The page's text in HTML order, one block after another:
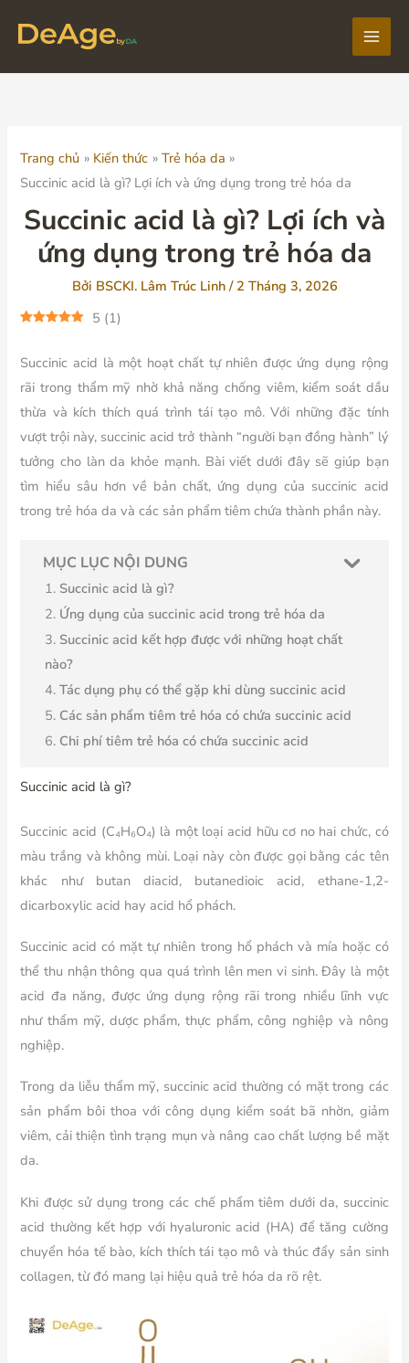
Main
Trang chủ Kiến thức
Trẻ hóa da
Succinic acid là gì? Lợi ích và ứng dụng trong trẻ hóa da
Succinic acid là gì? Lợi ích và
ứng dụng trong trẻ hóa da
Bởi BSCKI. Lâm Trúc Linh/ 2 Tháng 3, 2026
5 (1)
Succinic acid là một hoạt chất tự nhiên được ứng dụng rộng
rãi trong thẩm mỹ nhờ khả năng chống viêm, kiểm soát dầu
thừa và kích thích quá trình tái tạo mô. Với những đặc tính
vượt trội này, succinic acid trở thành “người bạn đồng hành” lý
tưởng cho làn da khỏe mạnh. Bài viết dưới đây sẽ giúp bạn
tìm hiểu sâu hơn về bản chất, ứng dụng của succinic acid
trong trẻ hóa da và các sản phẩm tiêm chứa thành phần này.
MỤC LỤC NỘI DUNG
Succinic acid là gì?
Ứng dụng của succinic acid trong trẻ hóa da
Succinic acid kết hợp được với những hoạt chất
nào?
Tác dụng phụ có thể gặp khi dùng succinic acid
Các sản phẩm tiêm trẻ hóa có chứa succinic acid
Chi phí tiêm trẻ hóa có chứa succinic acid
Succinic acid là gì?
Succinic acid (C₄H₆O₄) là một loại acid hữu cơ no hai chức, có
màu trắng và không mùi. Loại này còn được gọi bằng các tên
khác như butan diacid, butanedioic acid, ethane-1,2-
dicarboxylic acid hay acid hổ phách.
Succinic acid có mặt tự nhiên trong hổ phách và mía hoặc có
thể thu nhận thông qua quá trình lên men vi sinh. Đây là một
acid đa năng, được ứng dụng rộng rãi trong nhiều lĩnh vực
như thẩm mỹ, dược phẩm, thực phẩm, công nghiệp và nông
nghiệp.
Trong da liễu thẩm mỹ, succinic acid thường có mặt trong các
sản phẩm bôi thoa với công dụng kiểm soát bã nhờn, giảm
viêm, cải thiện tình trạng mụn và nâng cao chất lượng bề mặt
da.
Khi được sử dụng trong các chế phẩm tiêm dưới da, succinic
acid thường kết hợp với hyaluronic acid (HA) để tăng cường
chuyển hóa tế bào, kích thích tái tạo mô và thúc đẩy sản sinh
collagen, từ đó mang lại hiệu quả trẻ hóa da rõ rệt.